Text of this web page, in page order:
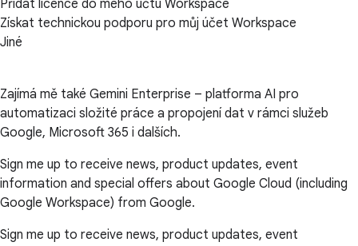
Přidat licence do mého účtu Workspace
Získat technickou podporu pro můj účet Workspace
Jiné
Zajímá mě také Gemini Enterprise – platforma AI pro
automatizaci složité práce a propojení dat v rámci služeb
Google, Microsoft 365 i dalších.
Sign me up to receive news, product updates, event
information and special offers about Google Cloud (including
Google Workspace) from Google.
Sign me up to receive news, product updates, event